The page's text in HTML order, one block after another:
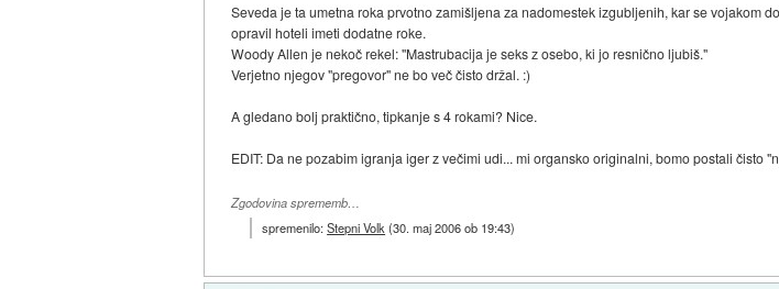
Seveda je ta umetna roka prvotno zamišljena za nadomestek izgubljenih, kar se vojakom
opravil hoteli imeti dodatne roke.
Woody Allen je nekoč rekel: "Mastrubacija je seks z osebo, ki jo resnično ljubiš."
Verjetno njegov "pregovor" ne bo več čisto držal. :)
A gledano bolj praktično, tipkanje s 4 rokami? Nice.
EDIT: Da ne pozabim igranja iger z večimi udi... mi organsko originalni, bomo postali čisto
Zgodovina sprememb…
spremenilo:Stepni Volk(30. maj 2006 ob 19:43)